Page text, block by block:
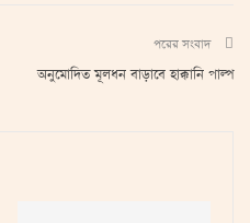
পরের সংবাদ
অনুমোদিত মূলধন বাড়াবে হাক্কানি পাল্প